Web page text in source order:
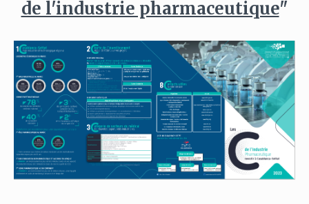
de l'industrie pharmaceutique"